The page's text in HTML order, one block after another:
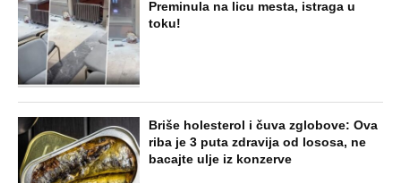
Preminula na licu mesta, istraga u
toku!
Briše holesterol i čuva zglobove: Ova
riba je 3 puta zdravija od lososa, ne
bacajte ulje iz konzerve